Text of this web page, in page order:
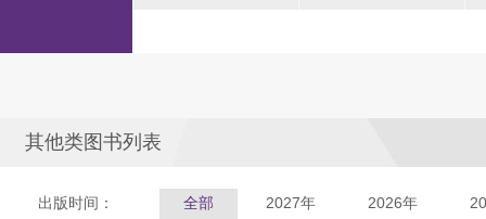
其他类图书列表
出版时间： 全部 2027年 2026年